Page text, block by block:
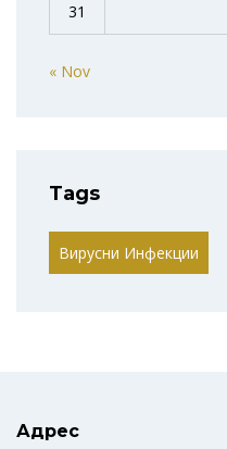
31
« Nov
Tags
Вирусни Инфекции
Адрес